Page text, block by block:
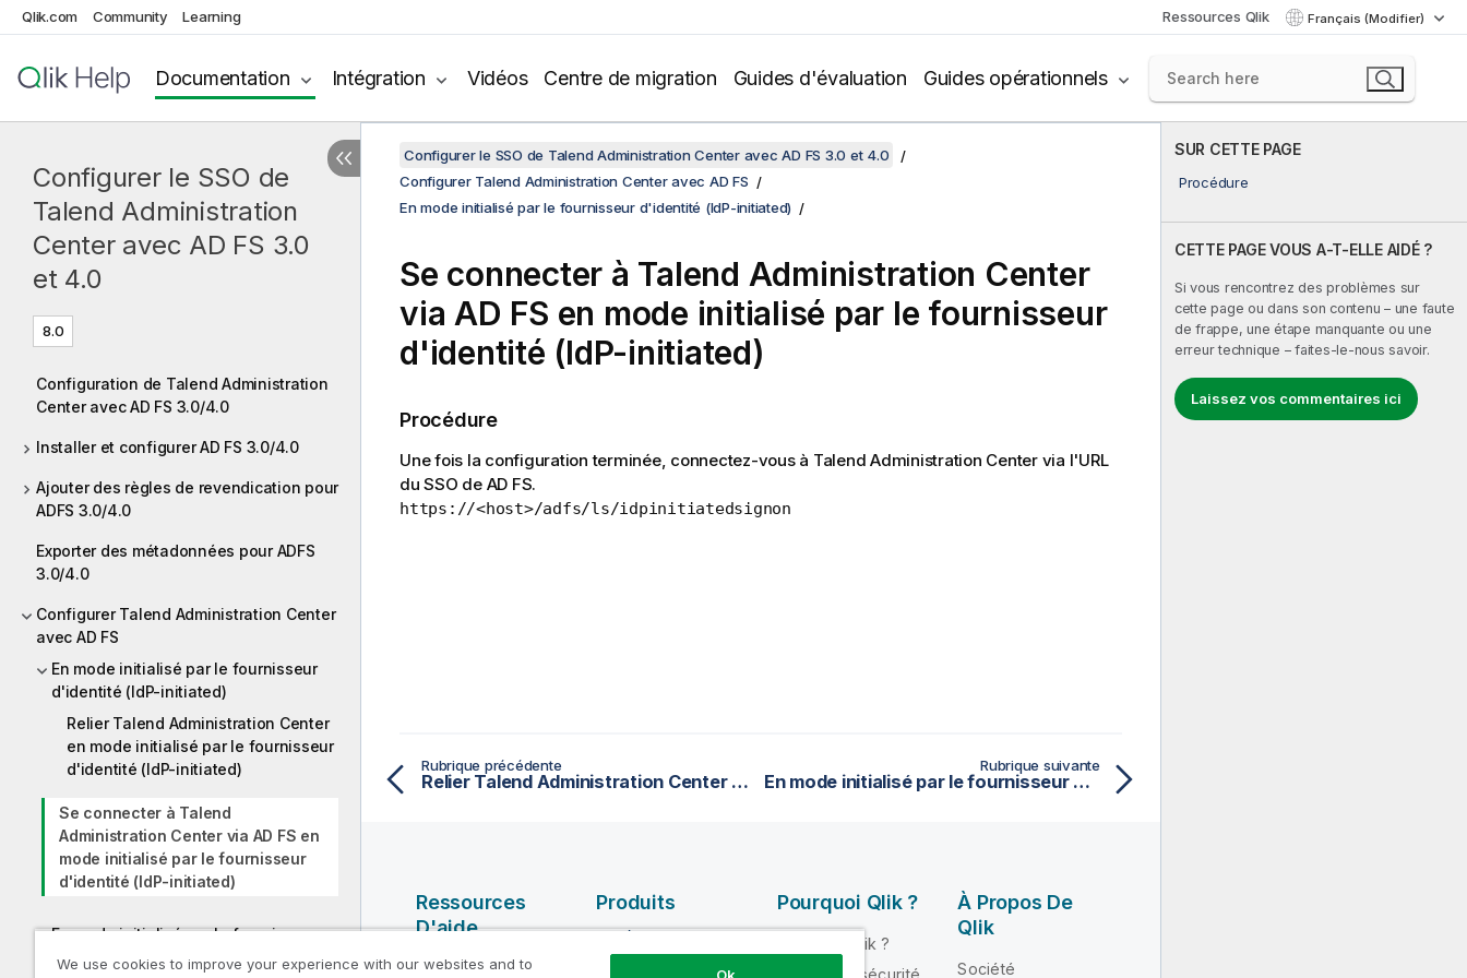
Qlik.com Community Learning Ressources Qlik Français (Modifier)
Documentation Intégration Vidéos Centre de migration Guides d'évaluation Guides opérationnels
Configurer le SSO de
Talend Administration
Center avec AD FS 3.0
et 4.0
8.0
Configuration de Talend Administration
Center avec AD FS 3.0/4.0
Installer et configurer AD FS 3.0/4.0
Ajouter des règles de revendication pour
ADFS 3.0/4.0
Exporter des métadonnées pour ADFS
3.0/4.0
Configurer Talend Administration Center
avec AD FS
En mode initialisé par le fournisseur
d'identité (IdP-initiated)
Relier Talend Administration Center
en mode initialisé par le fournisseur
d'identité (IdP-initiated)
Se connecter à Talend
Administration Center via AD FS en
mode initialisé par le fournisseur
d'identité (IdP-initiated)
En mode initialisé par le fournisseur
de service (SP-initiated)
SUR CETTE PAGE
Procédure
CETTE PAGE VOUS A-T-ELLE AIDÉ ?
Si vous rencontrez des problèmes sur
cette page ou dans son contenu – une faute
de frappe, une étape manquante ou une
erreur technique – faites-le-nous savoir.
Laissez vos commentaires ici
Configurer le SSO de Talend Administration Center avec AD FS 3.0 et 4.0
Configurer Talend Administration Center avec AD FS
En mode initialisé par le fournisseur d'identité (IdP-initiated)
Se connecter à Talend Administration Center
via AD FS en mode initialisé par le fournisseur
d'identité (IdP-initiated)
Procédure
Une fois la configuration terminée, connectez-vous à Talend Administration Centervia l'URL
du SSO de AD FS.
https://<host>/adfs/ls/idpinitiatedsignon
Rubrique précédente
Relier Talend Administration Center en mode initialisé par le fournisseur d'identité (IdP-initiated)
Rubrique suivante
En mode initialisé par le fournisseur de service (SP-initiated)
Ressources
D'aide
Vidéos Qlik Help
Produits
QUALITÉ DE
Pourquoi Qlik ?
Pourquoi Qlik ?
Fiabilité et sécurité
À Propos De
Qlik
Société
We use cookies to improve your experience with our websites and to